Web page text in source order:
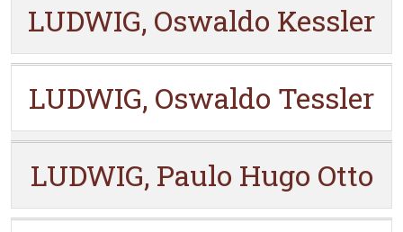
LUDWIG, Oswaldo Kessler
LUDWIG, Oswaldo Tessler
LUDWIG, Paulo Hugo Otto